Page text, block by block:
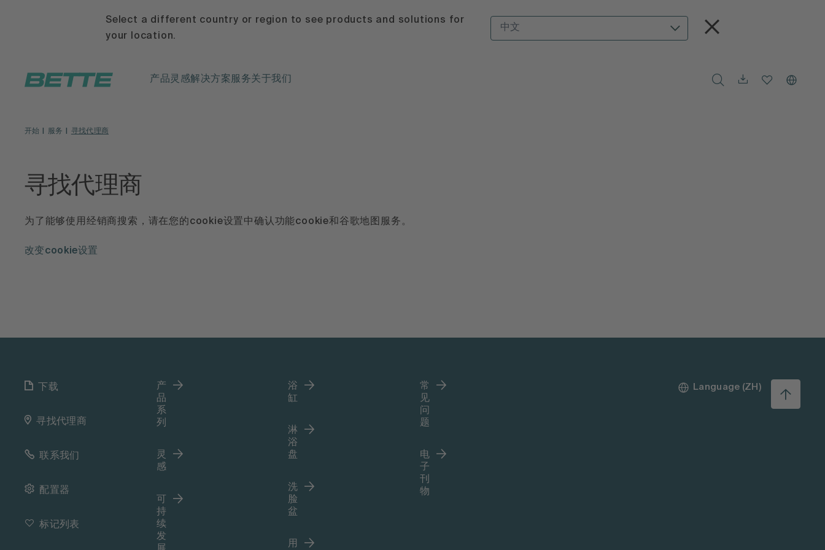
Select a different country or region to see products and solutions for
your location.
中文
产品灵感解决方案服务关于我们
开始 服务 寻找代理商
寻找代理商
为了能够使用经销商搜索，请在您的cookie设置中确认功能cookie和谷歌地图服务。
改变cookie设置
下载
寻找代理商
联系我们
配置器
标记列表
产
品
系
列
灵
感
可
持
续
发
浴
缸
淋
浴
盘
洗
脸
盆
用
常
见
问
题
电
子
刊
物
Language (ZH)